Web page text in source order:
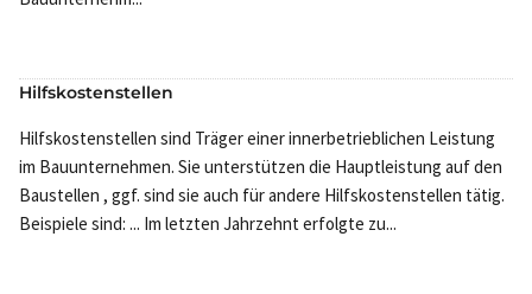
Hilfskostenstellen
Hilfskostenstellen sind Träger einer innerbetrieblichen Leistung
im Bauunternehmen. Sie unterstützen die Hauptleistung auf den
Baustellen , ggf. sind sie auch für andere Hilfskostenstellen tätig.
Beispiele sind: ... Im letzten Jahrzehnt erfolgte zu...